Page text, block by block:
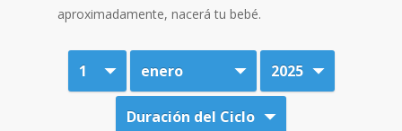
aproximadamente, nacerá tu bebé.